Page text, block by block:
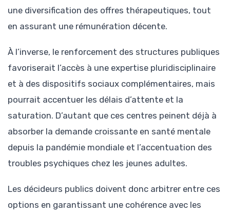
une diversification des offres thérapeutiques, tout
en assurant une rémunération décente.
À l’inverse, le renforcement des structures publiques
favoriserait l’accès à une expertise pluridisciplinaire
et à des dispositifs sociaux complémentaires, mais
pourrait accentuer les délais d’attente et la
saturation. D’autant que ces centres peinent déjà à
absorber la demande croissante en santé mentale
depuis la pandémie mondiale et l’accentuation des
troubles psychiques chez les jeunes adultes.
Les décideurs publics doivent donc arbitrer entre ces
options en garantissant une cohérence avec les